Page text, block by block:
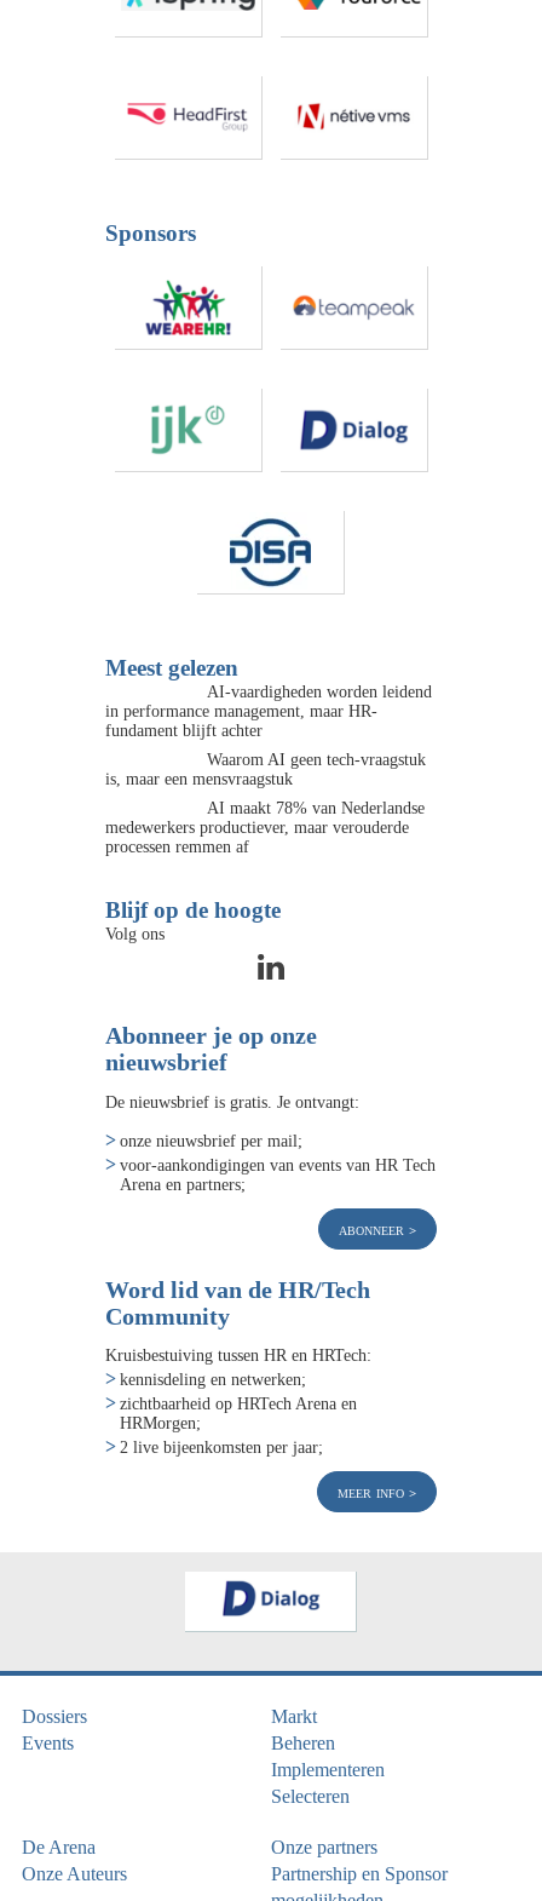
Sponsors
Meest gelezen
AI-vaardigheden worden leidend
in performance management, maar HR-
fundament blijft achter
Waarom AI geen tech-vraagstuk
is, maar een mensvraagstuk
AI maakt 78% van Nederlandse
medewerkers productiever, maar verouderde
processen remmen af
Blijf op de hoogte
Volg ons
Abonneer je op onze
nieuwsbrief
De nieuwsbrief is gratis. Je ontvangt:
onze nieuwsbrief per mail;
voor-aankondigingen van events van HR Tech
Arena en partners;
abonneer
Word lid van de HR/Tech
Community
Kruisbestuiving tussen HR en HRTech:
kennisdeling en netwerken;
zichtbaarheid op HRTech Arena en
HRMorgen;
2 live bijeenkomsten per jaar;
meer info
Dossiers
Events
Markt
Beheren
Implementeren
Selecteren
De Arena
Onze Auteurs
Onze partners
Partnership en Sponsor